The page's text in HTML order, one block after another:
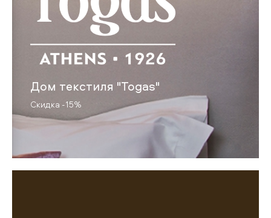
Дом текстиля "Togas"
Скидка -15%